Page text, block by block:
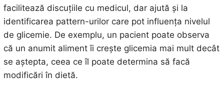
facilitează discuțiile cu medicul, dar ajută și la
identificarea pattern-urilor care pot influența nivelul
de glicemie. De exemplu, un pacient poate observa
că un anumit aliment îi crește glicemia mai mult decât
se aștepta, ceea ce îl poate determina să facă
modificări în dietă.